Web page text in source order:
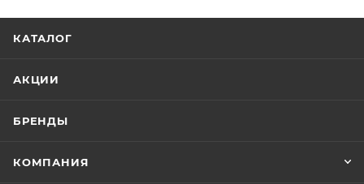
приходит письмо только для подтверждения, что
счете после проверки товара на наличие на складе.
КАТАЛОГ
АКЦИИ
БРЕНДЫ
КОМПАНИЯ